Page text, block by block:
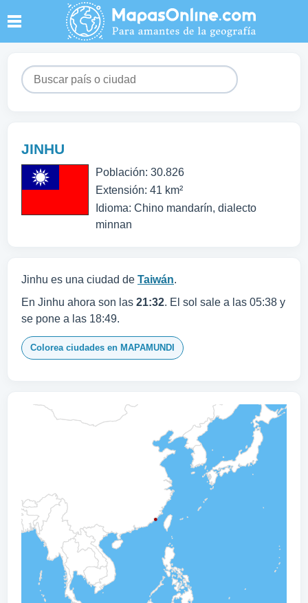
JINHU
Población: 30.826
Extensión: 41 km²
Idioma: Chino mandarín, dialecto
minnan
Jinhu es una ciudad de Taiwán.
En Jinhu ahora son las 21:32. El sol sale a las 05:38 y
se pone a las 18:49.
Colorea ciudades en MAPAMUNDI